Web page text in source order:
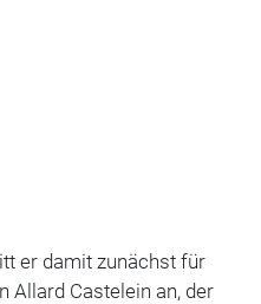
er damit zunächst für
Allard Castelein an, der